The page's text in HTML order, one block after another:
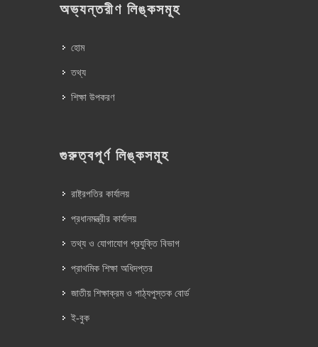
অভ্যন্তরীণ লিঙ্কসমূহ
হোম
তথ্য
শিক্ষা উপকরণ
গুরুত্বপূর্ণ লিঙ্কসমূহ
রাষ্ট্রপতির কার্যালয়
প্রধানমন্ত্রীর কার্যালয়
তথ্য ও যোগাযোগ প্রযুক্তি বিভাগ
প্রাথমিক শিক্ষা অধিদপ্তর
জাতীয় শিক্ষাক্রম ও পাঠ্যপুস্তক বোর্ড
ই-বুক